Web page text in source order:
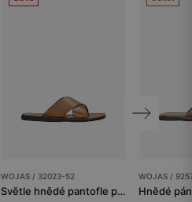
WOJAS / 32023-52
Světle hnědé pantofle pánské s kříženými pásky
WOJAS /